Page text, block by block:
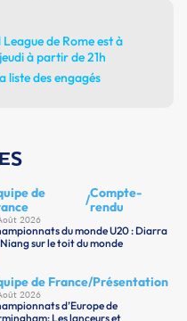
de Rome est à
à partir de 21h
liste des engagés
de
/Compte-
rendu
2026
du monde U20 : Diarra
sur le toit du monde
de France/Présentation
2026
d’Europe de
Les lanceurs et